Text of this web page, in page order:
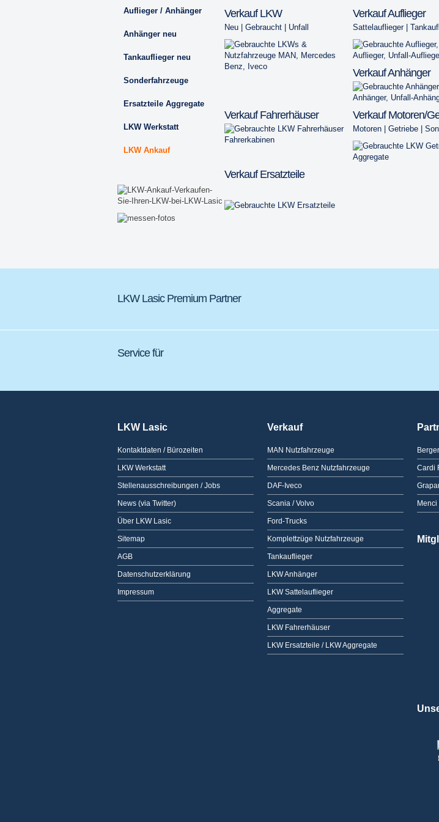
Auflieger / Anhänger
Anhänger neu
Tankauflieger neu
Sonderfahrzeuge
Ersatzteile Aggregate
LKW Werkstatt
LKW Ankauf
Verkauf LKW
Neu Gebraucht Unfall
Verkauf Auflieger
Sattelauflieger|
Verkauf Anhänger
Verkauf Fahrerhäuser Verkauf Motoren/
Motoren Getriebe
Verkauf Ersatzteile
LKW Lasic Premium Partner
Service für
LKW Lasic
Kontaktdaten / Bürozeiten
LKW Werkstatt
Stellenausschreibungen / Jobs
News (via Twitter)
Über LKW Lasic
Sitemap
AGB
Datenschutzerklärung
Impressum
Verkauf
MAN Nutzfahrzeuge
Mercedes Benz Nutzfahrzeuge
DAF-Iveco
Scania / Volvo
Ford-Trucks
Komplettzüge Nutzfahrzeuge
Tankauflieger
LKW Anhänger
LKW Sattelauflieger
Aggregate
LKW Fahrerhäuser
LKW Ersatzteile / LKW Aggregate
Cardi